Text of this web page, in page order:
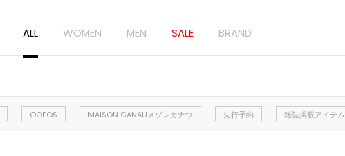
ALL WOMEN MEN SALE BRAND
OOFOS MAISON CANAUメゾンカナウ 先行予約 雑誌掲載アイテム